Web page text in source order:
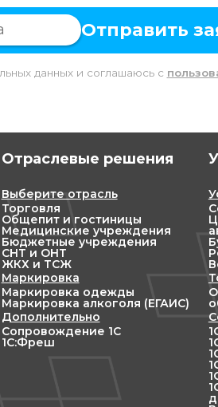
Отправить
данных и соглашаюсь c
Отраслевые решения
Выберите отрасль
Торговля
Общепит и гостиницы
Медицинские учреждения
Бюджетные учреждения
СНТ и ОНТ
ЖКХ и ТСЖ
Маркировка
Маркировка одежды
Маркировка алкоголя (ЕГАИС)
Дополнительно
Сопровождение 1С
1С:Фреш